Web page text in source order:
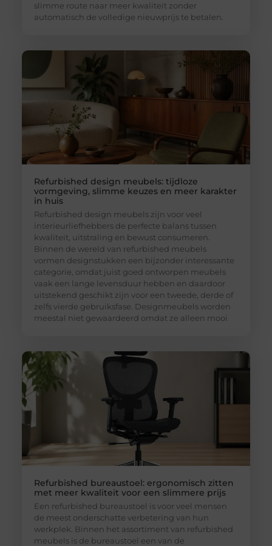
slimme route naar meer kwaliteit zonder
automatisch de volledige nieuwprijs te betalen.
Refurbished design meubels: tijdloze
vormgeving, slimme keuzes en meer karakter
in huis
Refurbished design meubels zijn voor veel
interieurliefhebbers de perfecte balans tussen
kwaliteit, uitstraling en bewust consumeren.
Binnen de wereld van refurbished meubels
vormen designstukken een bijzonder interessante
categorie, omdat juist goed ontworpen meubels
vaak een lange levensduur hebben en daardoor
uitstekend geschikt zijn voor een tweede, derde of
zelfs vierde gebruiksfase. Designmeubels worden
meestal niet gewaardeerd omdat ze alleen mooi
Refurbished bureaustoel: ergonomisch zitten
met meer kwaliteit voor een slimmere prijs
Een refurbished bureaustoel is voor veel mensen
de meest onderschatte verbetering van hun
werkplek. Binnen het assortiment van refurbished
meubels is de bureaustoel een van de